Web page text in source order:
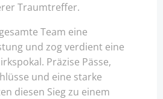
Traumtreffer.
Team eine
und zog verdient eine
Präzise Pässe,
und eine starke
diesen Sieg zu einem